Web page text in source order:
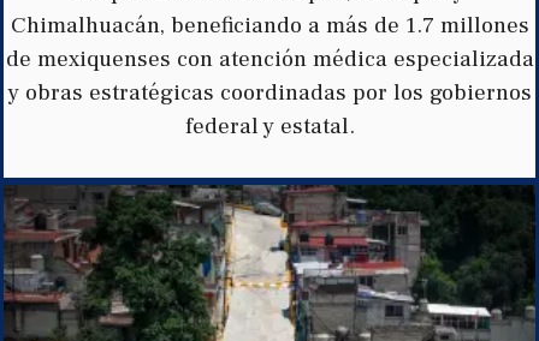
Chimalhuacán, beneficiando a más de 1.7 millones
de mexiquenses con atención médica especializada
y obras estratégicas coordinadas por los gobiernos
federal y estatal.